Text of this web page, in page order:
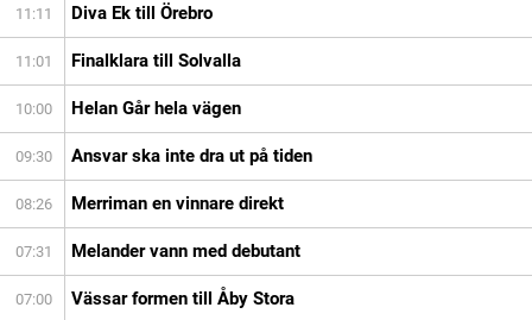
11:11 Diva Ek till Örebro
11:01 Finalklara till Solvalla
10:00 Helan Går hela vägen
09:30 Ansvar ska inte dra ut på tiden
08:26 Merriman en vinnare direkt
07:31 Melander vann med debutant
07:00 Vässar formen till Åby Stora